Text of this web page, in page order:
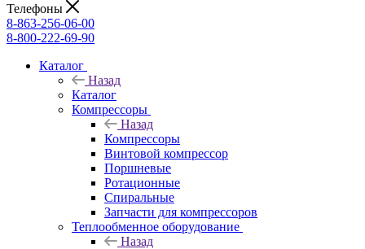
Телефоны
8-863-256-06-00
8-800-222-69-90
Каталог
Назад
Каталог
Компрессоры
Назад
Компрессоры
Винтовой компрессор
Поршневые
Ротационные
Спиральные
Запчасти для компрессоров
Теплообменное оборудование
Назад